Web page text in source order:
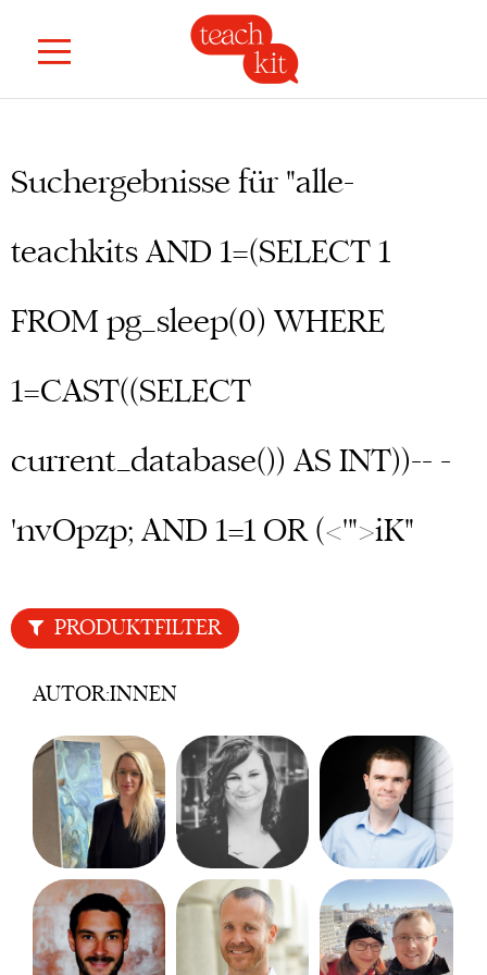
Suchergebnisse für "alle-
teachkits AND 1=(SELECT 1
FROM pg_sleep(0) WHERE
1=CAST((SELECT
current_database()) AS INT))-- -
'nvOpzp; AND 1=1 OR (<'">iK"
PRODUKTFILTER
AUTOR:INNEN